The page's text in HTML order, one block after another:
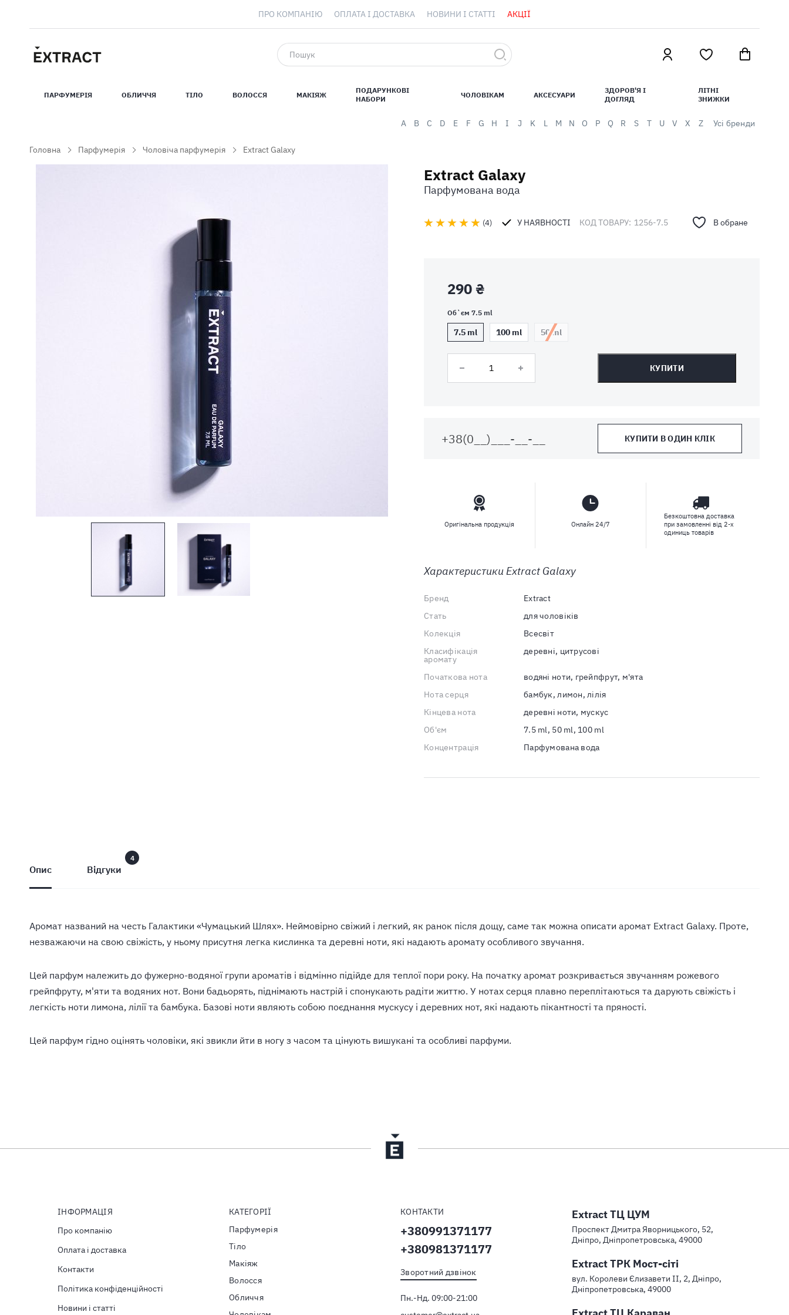
ПРО КОМПАНІЮ ОПЛАТА І ДОСТАВКА НОВИНИ І СТАТТІ АКЦІЇ
ПАРФУМЕРIЯ ОБЛИЧЧЯ ТIЛО ВОЛОССЯ МАКІЯЖ
ПОДАРУНКОВІ
НАБОРИ
ЧОЛОВІКАМ АКСЕСУАРИ
ЗДОРОВ'Я І
ДОГЛЯД
ЛІТНІ
ЗНИЖКИ
A B C D E F G H I J K L M N O P Q R S T U V X Z Усі бренди
Головна Парфумерія Чоловіча парфумерія Extract Galaxy
290 ₴
Об`єм 7.5 ml
7.5 ml 100 ml 50 ml
КУПИТИ
КУПИТИ В ОДИН КЛІК
Оригінальна продукція Онлайн 24/7
Безкоштовна доставка
при замовленні від 2-х
одиниць товарів
ХарактеристикиExtract Galaxy
Бренд
Extract
Стать
для чоловіків
Колекція
Всесвіт
Класифікація
аромату
деревні, цитрусові
Початкова нота
водяні ноти, грейпфрут, м'ята
Нота серця
бамбук, лимон, лілія
Кінцева нота
деревні ноти, мускус
Об'єм
7.5 ml, 50 ml, 100 ml
Концентрація
Парфумована вода
Extract Galaxy
Парфумована вода
4 У НАЯВНОСТІ КОД ТОВАРУ: 1256-7.5 В обране
Опис
Аромат названий на честь Галактики «Чумацький Шлях». Неймовірно свіжий і легкий, як ранок після дощу, саме так можна описати аромат Extract Galaxy. Проте,
незважаючи на свою свіжість, у ньому присутня легка кислинка та деревні ноти, які надають аромату особливого звучання.
Цей парфум належить до фужерно-водяної групи ароматів і відмінно підійде для теплої пори року. На початку аромат розкривається звучанням рожевого
грейпфруту, м'яти та водяних нот. Вони бадьорять, піднімають настрій і спонукають радіти життю. У нотах серця плавно переплітаються та дарують свіжість і
легкість ноти лимона, лілії та бамбука. Базові ноти являють собою поєднання мускусу і деревних нот, які надають пікантності та пряності.
Цей парфум гідно оцінять чоловіки, які звикли йти в ногу з часом та цінують вишукані та особливі парфуми.
Відгуки
4
ІНФОРМАЦІЯ
Про компанію
Оплата і доставка
Контакти
Політика конфіденційності
Новини і статті
КАТЕГОРІЇ
Парфумерія
Тiло
Макіяж
Волосся
Обличчя
КОНТАКТИ
+380991371177
+380981371177
Зворотний дзвінок
Пн.-Нд. 09:00-21:00
Extract ТЦ ЦУМ
Проспект Дмитра Яворницького, 52,
Дніпро, Дніпропетровська, 49000
Extract ТРК Мост-сіті
вул. Королеви Єлизавети ІІ, 2, Дніпро,
Дніпропетровська, 49000